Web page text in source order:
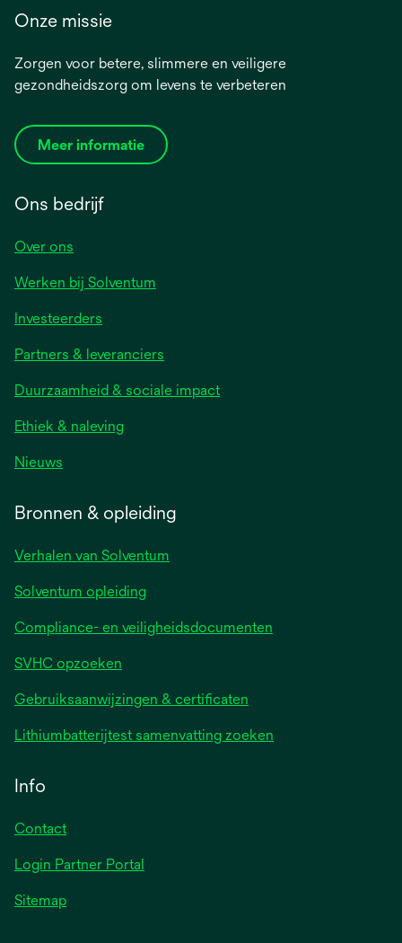
Onze missie
Zorgen voor betere, slimmere en veiligere
gezondheidszorg om levens te verbeteren
Meer informatie
Ons bedrijf
Over ons
Werken bij Solventum
Investeerders
Partners & leveranciers
Duurzaamheid & sociale impact
Ethiek & naleving
Nieuws
Bronnen & opleiding
Verhalen van Solventum
Solventum opleiding
Compliance- en veiligheidsdocumenten
SVHC opzoeken
Gebruiksaanwijzingen & certificaten
Lithiumbatterijtest samenvatting zoeken
Info
Contact
Login Partner Portal
Sitemap